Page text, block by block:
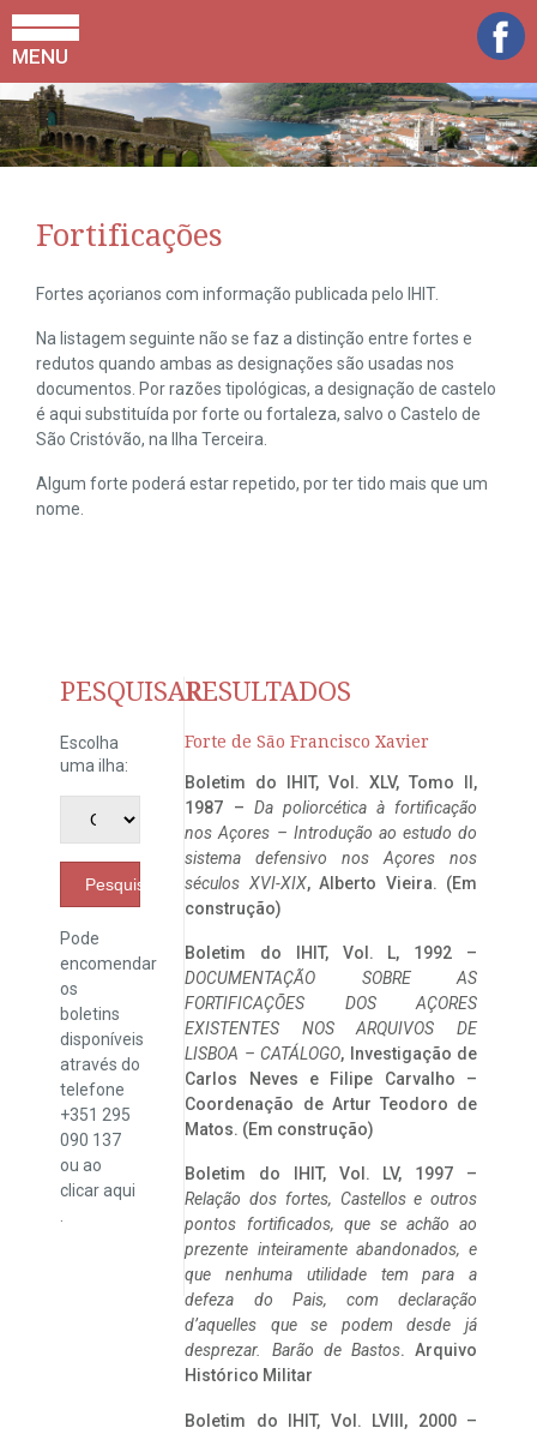
MENU
Fortificações
Fortes açorianos com informação publicada pelo IHIT.
Na listagem seguinte não se faz a distinção entre fortes e
redutos quando ambas as designações são usadas nos
documentos. Por razões tipológicas, a designação de castelo
é aqui substituída por forte ou fortaleza, salvo o Castelo de
São Cristóvão, na Ilha Terceira.
Algum forte poderá estar repetido, por ter tido mais que um
nome.
PESQUISAR
Escolha
uma ilha:
Pesquisar
Pode
encomendar
os
boletins
disponíveis
através do
telefone
+351 295
090 137
ou ao
clicaraqui
RESULTADOS
Forte de São Francisco Xavier
Boletim do IHIT, Vol. XLV, Tomo II,
1987 – Da poliorcética à fortificação
nos Açores – Introdução ao estudo do
sistema defensivo nos Açores nos
séculos XVI-XIX, Alberto Vieira. (Em
construção)
Boletim do IHIT, Vol. L, 1992 –
DOCUMENTAÇÃO SOBRE AS
FORTIFICAÇÕES DOS AÇORES
EXISTENTES NOS ARQUIVOS DE
LISBOA – CATÁLOGO, Investigação de
Carlos Neves e Filipe Carvalho –
Coordenação de Artur Teodoro de
Matos. (Em construção)
Boletim do IHIT, Vol. LV, 1997 –
Relação dos fortes, Castellos e outros
pontos fortificados, que se achão ao
prezente inteiramente abandonados, e
que nenhuma utilidade tem para a
defeza do Pais, com declaração
d’aquelles que se podem desde já
desprezar. Barão de Bastos. Arquivo
Histórico Militar
Boletim do IHIT, Vol. LVIII, 2000 –